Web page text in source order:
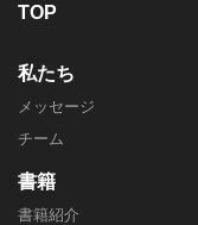
TOP
私たち
メッセージ
チーム
書籍
書籍紹介